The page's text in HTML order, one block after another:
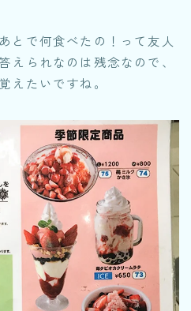
とで何食べたの！って友人
えられなのは残念なので、
えたいですね。